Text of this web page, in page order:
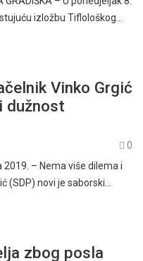
izložbu Tiflološkog…
Vinko Grgić
dužnost
0
2019. – Nema više dilema i
(SDP) novi je saborski…
zbog posla